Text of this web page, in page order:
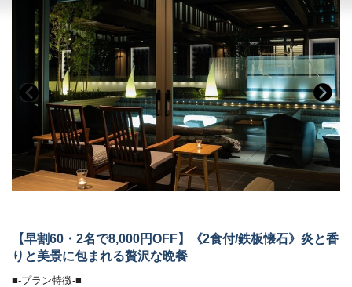
＜ライブラリー＞（7:00～12:00／15:00～24:00）
・お気に入りの一冊を
■-ご予約にあたって-■
・12歳以下のお子様はご遠慮いただいております。
・8名様以上のご宿泊は事前にご相談ください。
・バリアフリー、ポーターサービスは未対応です。
・会場 レストラン「ザ・マイルストーン」
・時間 17：30、18：00、18：30、19：00、19：30
（完全予約制。予約時にご指定ください）
ご希望のお時間が満席の際は、時間変更をお願いする場合がございま
■-朝のごちそう《和食御膳》-■
炊きたて土鍋ご飯のふわりと広がる甘い香り、
みずみずしい朝採れ野菜、濃厚な牧場直送の牛乳
契約農家や牧場から毎朝届く新鮮食材を使い、
一品一品丁寧に仕上げた、心と体にやさしい朝食です。
■-オールインクルーシブで愉しむ癒しの空間-■
全館モダンデザインで統一された館内は、
【早割60・2名で8,000円OFF】《2食付/鉄板懐石》炎と香
りと美景に包まれる贅沢な晩餐
■-プラン特徴-■